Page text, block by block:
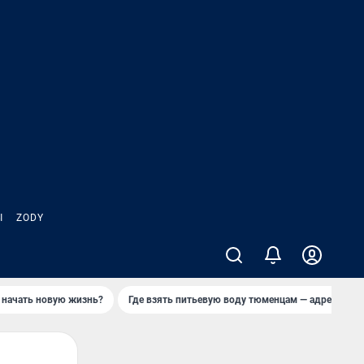
ZODY
начать новую жизнь? Где взять питьевую воду тюменцам — адреса